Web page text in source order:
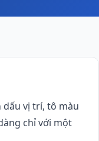
vị trí, tô màu
chỉ với một